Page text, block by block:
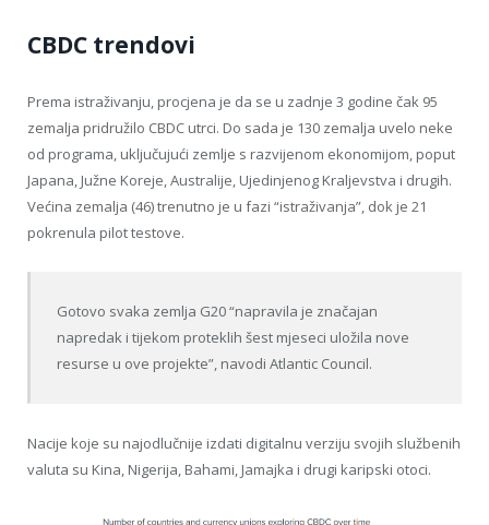
CBDC trendovi
Prema istraživanju, procjena je da se u zadnje 3 godine čak 95
zemalja pridružilo CBDC utrci. Do sada je 130 zemalja uvelo neke
od programa, uključujući zemlje s razvijenom ekonomijom, poput
Japana, Južne Koreje, Australije, Ujedinjenog Kraljevstva i drugih.
Većina zemalja (46) trenutno je u fazi “istraživanja”, dok je 21
pokrenula pilot testove.
Gotovo svaka zemlja G20 “napravila je značajan
napredak i tijekom proteklih šest mjeseci uložila nove
resurse u ove projekte”, navodi Atlantic Council.
Nacije koje su najodlučnije izdati digitalnu verziju svojih službenih
valuta su Kina, Nigerija, Bahami, Jamajka i drugi karipski otoci.